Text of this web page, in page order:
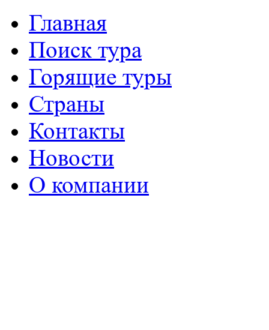
Главная
Поиск тура
Горящие туры
Страны
Контакты
Новости
О компании